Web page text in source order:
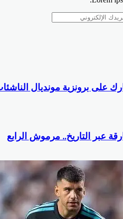
على برونزية مونديال